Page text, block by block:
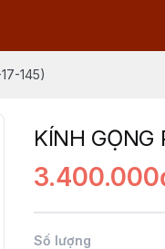
145)
KÍNH
Số lượng